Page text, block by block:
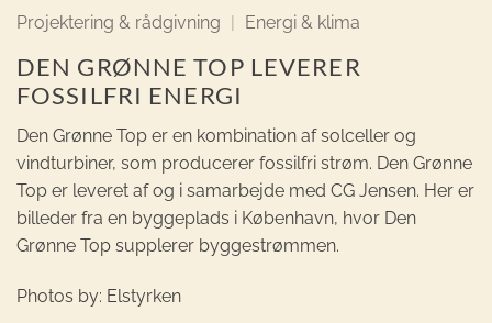
Projektering & rådgivning | Energi & klima
DEN GRØNNE TOP LEVERER
FOSSILFRI ENERGI
Den Grønne Top er en kombination af solceller og
vindturbiner, som producerer fossilfri strøm. Den Grønne
Top er leveret af og i samarbejde med CG Jensen. Her er
billeder fra en byggeplads i København, hvor Den
Grønne Top supplerer byggestrømmen.
Photos by: Elstyrken